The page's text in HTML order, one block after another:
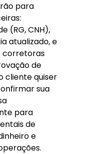
para
(RG, CNH),
atualizado, e
corretoras
de
cliente quiser
sua
para
de
e